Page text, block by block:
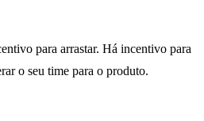
para arrastar. Há incentivo para
o seu time para o produto.